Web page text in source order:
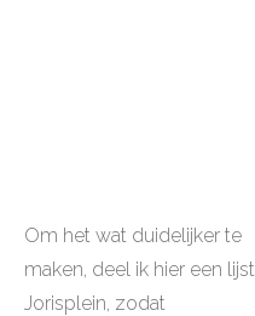
Om het wat duidelijker te
maken, deel ik hier een
Jorisplein, zodat